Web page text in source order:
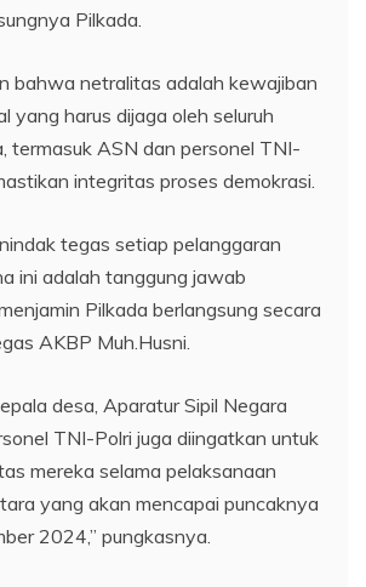
Pilkada.
bahwa netralitas adalah kewajiban
yang harus dijaga oleh seluruh
termasuk ASN dan personel TNI-
integritas proses demokrasi.
tegas setiap pelanggaran
ini adalah tanggung jawab
Pilkada berlangsung secara
AKBP Muh.Husni.
desa, Aparatur Sipil Negara
TNI-Polri juga diingatkan untuk
mereka selama pelaksanaan
yang akan mencapai puncaknya
2024,” pungkasnya.